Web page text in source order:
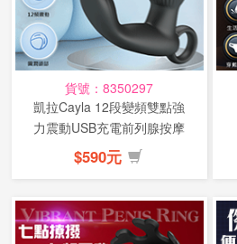
貨號：8350297
凱拉Cayla 12段變頻雙點強
力震動USB充電前列腺按摩
棒...
$590元